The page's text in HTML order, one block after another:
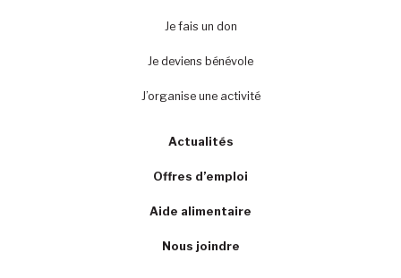
Je fais un don
Je deviens bénévole
J’organise une activité
Actualités
Offres d’emploi
Aide alimentaire
Nous joindre